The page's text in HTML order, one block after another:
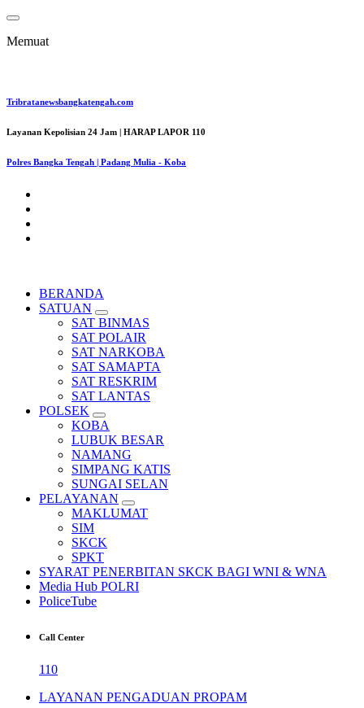
Lewati
konten
Memuat
Tribratanewsbangkatengah.com
Layanan Kepolisian 24 Jam | HARAP LAPOR 110
Polres Bangka Tengah | Padang Mulia - Koba
BERANDA
SATUAN
SAT BINMAS
SAT POLAIR
SAT NARKOBA
SAT SAMAPTA
SAT RESKRIM
SAT LANTAS
POLSEK
KOBA
LUBUK BESAR
NAMANG
SIMPANG KATIS
SUNGAI SELAN
PELAYANAN
MAKLUMAT
SIM
SKCK
SPKT
SYARAT PENERBITAN SKCK BAGI WNI & WNA
Media Hub POLRI
PoliceTube
Call Center
110
LAYANAN PENGADUAN PROPAM